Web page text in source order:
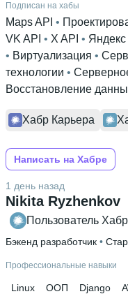
Подписан на хабы
Maps API •
VK API • X API • Яндекс
• Виртуализация •
технологии •
Восстановление
Хабр Карьера
Написать на Хабре
Nikita Ryzhenkov
1 день назад
Пользователь
Бэкенд разработчик •
Профессиональные навыки
Linux ООП Django